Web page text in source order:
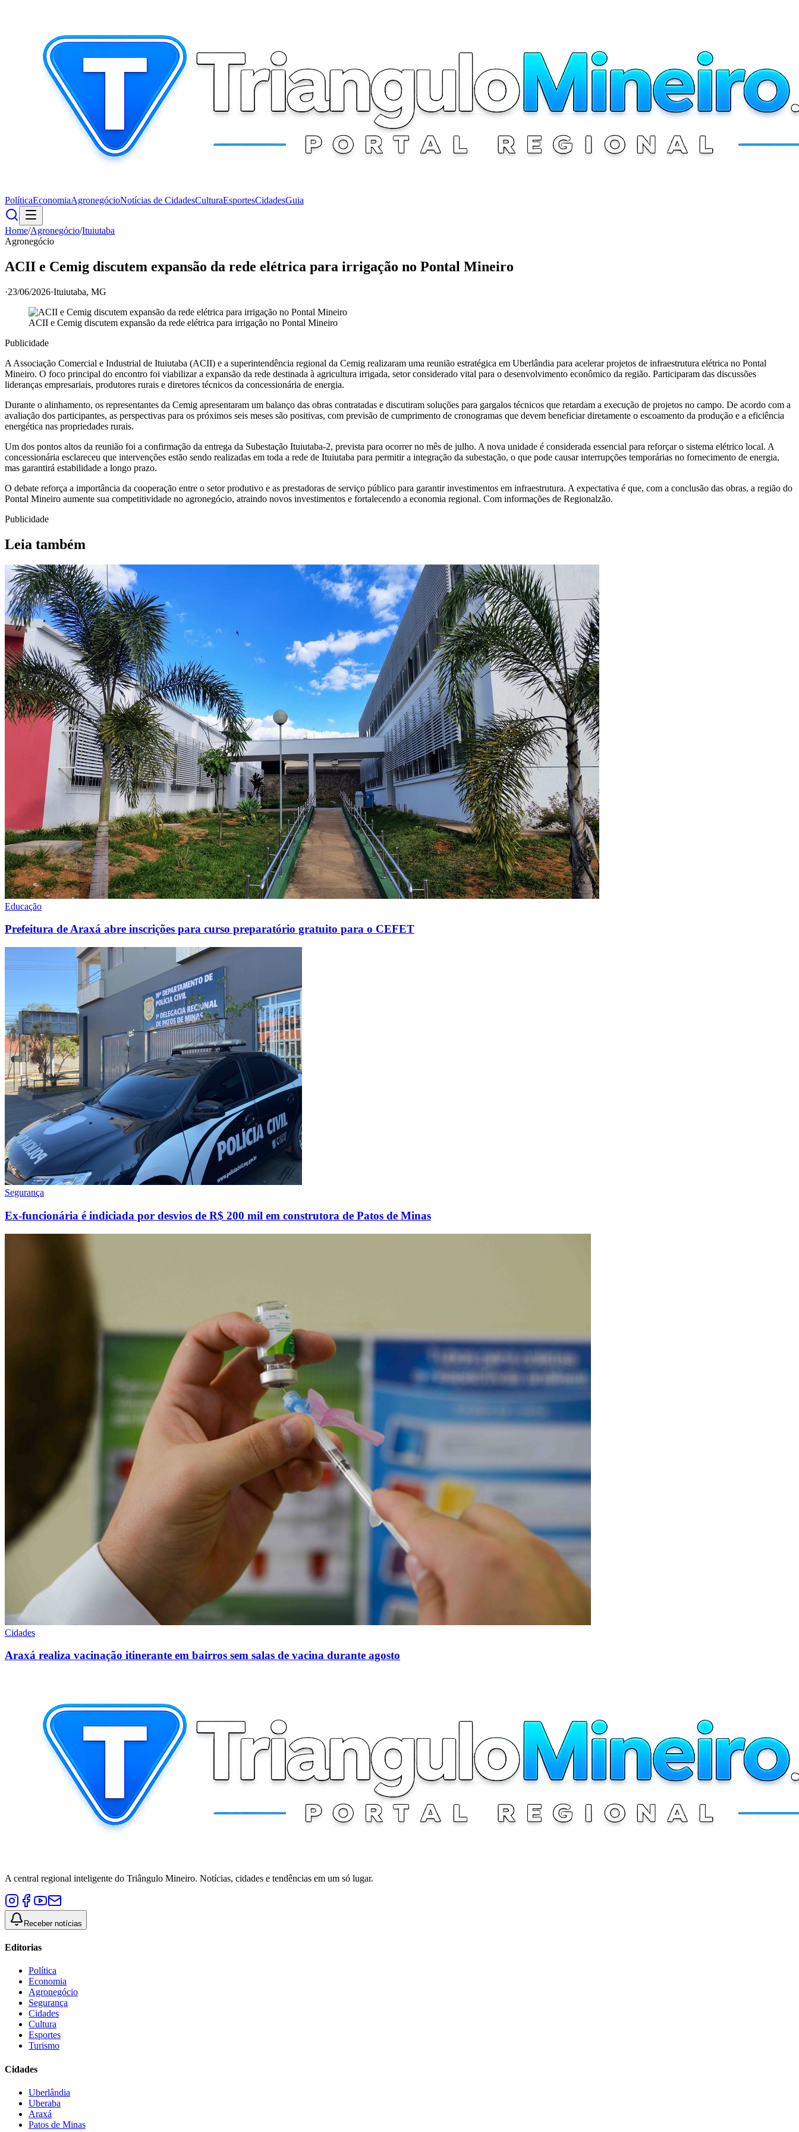
PolíticaEconomiaAgronegócioNotícias de CidadesCulturaEsportesCidadesGuia
Home/Agronegócio/Ituiutaba
Agronegócio
ACII e Cemig discutem expansão da rede elétrica para irrigação no Pontal Mineiro
·23/06/2026·Ituiutaba, MG
ACII e Cemig discutem expansão da rede elétrica para irrigação no Pontal Mineiro
Publicidade
A Associação Comercial e Industrial de Ituiutaba (ACII) e a superintendência regional da Cemig realizaram uma reunião estratégica em Uberlândia para acelerar projetos de infraestrutura elétrica no Pontal
Mineiro. O foco principal do encontro foi viabilizar a expansão da rede destinada à agricultura irrigada, setor considerado vital para o desenvolvimento econômico da região. Participaram das discussões
lideranças empresariais, produtores rurais e diretores técnicos da concessionária de energia.
Durante o alinhamento, os representantes da Cemig apresentaram um balanço das obras contratadas e discutiram soluções para gargalos técnicos que retardam a execução de projetos no campo. De acordo com a
avaliação dos participantes, as perspectivas para os próximos seis meses são positivas, com previsão de cumprimento de cronogramas que devem beneficiar diretamente o escoamento da produção e a eficiência
energética nas propriedades rurais.
Um dos pontos altos da reunião foi a confirmação da entrega da Subestação Ituiutaba-2, prevista para ocorrer no mês de julho. A nova unidade é considerada essencial para reforçar o sistema elétrico local. A
concessionária esclareceu que intervenções estão sendo realizadas em toda a rede de Ituiutaba para permitir a integração da subestação, o que pode causar interrupções temporárias no fornecimento de energia,
mas garantirá estabilidade a longo prazo.
O debate reforça a importância da cooperação entre o setor produtivo e as prestadoras de serviço público para garantir investimentos em infraestrutura. A expectativa é que, com a conclusão das obras, a região do
Pontal Mineiro aumente sua competitividade no agronegócio, atraindo novos investimentos e fortalecendo a economia regional. Com informações de Regionalzão.
Publicidade
Leia também
Educação
Prefeitura de Araxá abre inscrições para curso preparatório gratuito para o CEFET
Segurança
Ex-funcionária é indiciada por desvios de R$ 200 mil em construtora de Patos de Minas
Cidades
Araxá realiza vacinação itinerante em bairros sem salas de vacina durante agosto
A central regional inteligente do Triângulo Mineiro. Notícias, cidades e tendências em um só lugar.
Receber notícias
Editorias
Política
Economia
Agronegócio
Segurança
Cidades
Cultura
Esportes
Turismo
Cidades
Uberlândia
Uberaba
Araxá
Patos de Minas